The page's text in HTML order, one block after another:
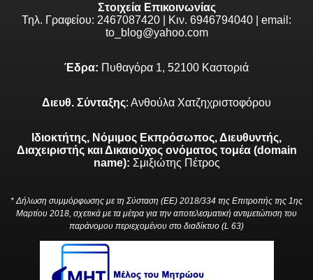
Στοιχεία Επικοινωνίας
Τηλ. Γραφείου: 2467087420 | Κιν. 6946794040 | email:
to_blog@yahoo.com
Έδρα: Πυθαγόρα 1, 52100 Καστοριά
Διευθ. Σύνταξης: Ανθούλα Χατζηχριστοφόρου
Ιδιοκτήτης, Νόμιμος Εκπρόσωπος, Διευθυντής,
Διαχειριστής και Δικαιούχος ονόματος τομέα (domain
name): Σμιξιώτης Πέτρος
* Δήλωση συμμόρφωσης με τη Σύσταση (ΕΕ) 2018/334 της Επιτροπής της 1ης
Μαρτίου 2018, σχετικά με τα μέτρα για την αποτελεσματική αντιμετώπιση του
παράνομου περιεχομένου στο διαδίκτυο (L 63)